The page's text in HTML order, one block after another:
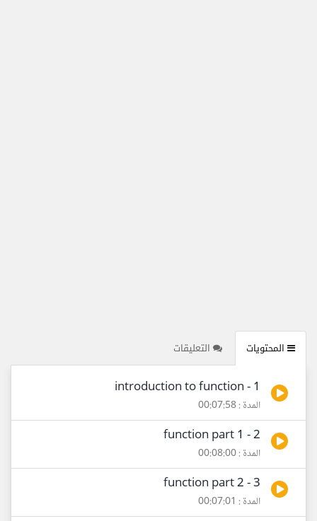
المحتويات التعليقات
1 - introduction to function
المدة : 00:07:58
2 - function part 1
المدة : 00:08:00
3 - function part 2
المدة : 00:07:01